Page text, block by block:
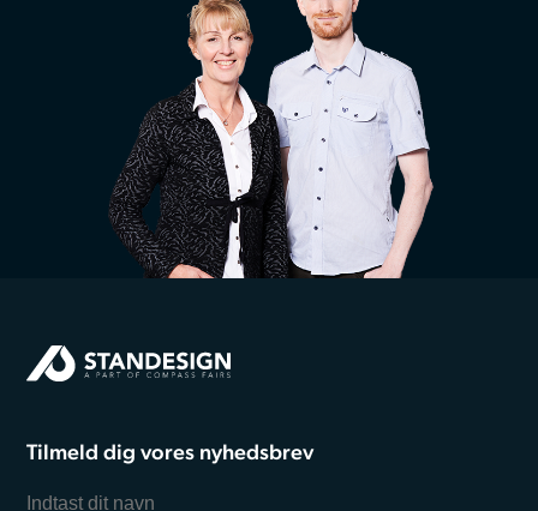
Tilmeld dig vores nyhedsbrev